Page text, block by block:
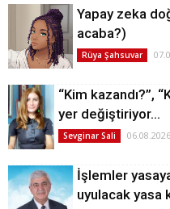
Yapay zeka
acaba?)
Rüya Şahsuvar
“Kim kazandı?”,
yer değiştiriyor…
Sevginar Sali 06.08.2026
İşlemler
uyulacak yasa